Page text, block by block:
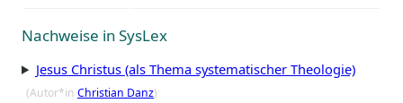
Nachweise in SysLex
Jesus Christus (als Thema systematischer Theologie)
(Autor*in Christian Danz)